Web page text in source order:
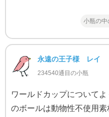
小瓶の中
永遠の王子様 レイ
234540通目の小瓶
ワールドカップについて
のボールは動物性不使用